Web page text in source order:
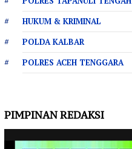
HUKUM & KRIMINAL
POLDA KALBAR
POLRES ACEH TENGGARA
PIMPINAN REDAKSI